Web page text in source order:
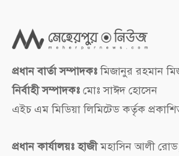
প্রধান বার্তা সম্পাদকঃমিজানুর রহমান
নির্বাহী সম্পাদকঃ মোঃ সাঈদ হোসেন
এইচ এম মিডিয়া লিমিটেড কর্তৃক
প্রধান কার্যালয়ঃ হাজীমহাসিন আলী রোড,